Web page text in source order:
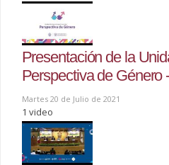
Presentación de la
Perspectiva de Género
Martes 20 de Julio de 2021
1 video